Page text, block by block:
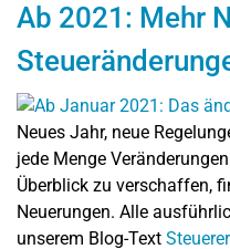
Ab 2021: Mehr
Neues Jahr, neue
jede Menge
Überblick zu verschaffen,
Neuerungen. Alle
unserem Blog-Text